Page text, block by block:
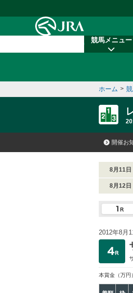
競馬メニュー
ホーム >
開催お
8月11日
8月12日
2012年8月
本賞金 （万円）